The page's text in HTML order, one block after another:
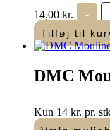
14,00 kr. -
–
Tilføj til
DMC
Kun 14 kr. pr.